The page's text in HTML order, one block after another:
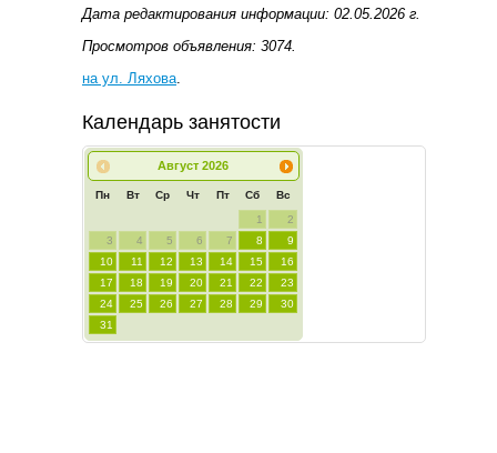
Дата редактирования информации: 02.05.2026 г.
Просмотров объявления: 3074.
на ул. Ляхова
Календарь занятости
Август 2026
Пн Вт Ср Чт Пт Сб Вс
1
2
3
4 5 6 7 8
9
10
11 12 13 14 15
16
17
18 19 20 21 22
23
24
25 26 27 28 29
30
31